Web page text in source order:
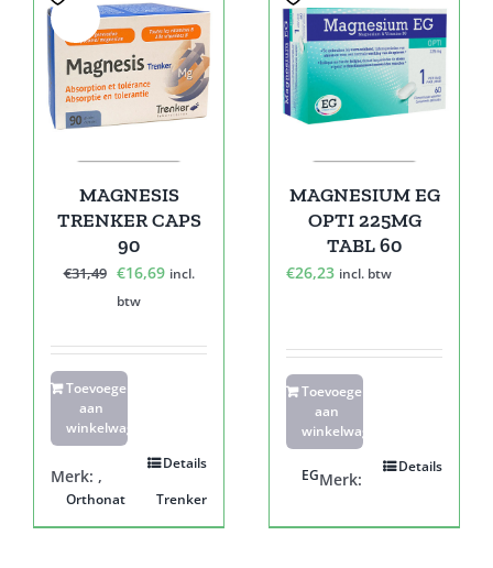
MAGNESIS
TRENKER CAPS
90
€31,49 Oorspronkelijke
prijs
€31,49.
€16,69Huidige
€16,69.
incl.
btw
Toevoegen
aan
winkelwagen
Details
Merk:
Orthonat
,
Trenker
MAGNESIUM EG
OPTI 225MG
TABL 60
€26,23 incl. btw
Toevoegen
aan
winkelwagen
Details
Merk:
EG